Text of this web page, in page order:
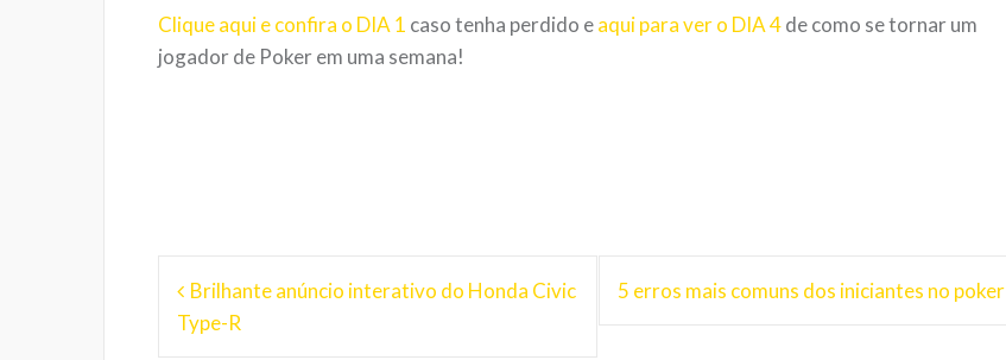
Clique aqui e confira o DIA 1 caso tenha perdido eaqui para ver o DIA 4de como se tornar um
jogador de Poker em uma semana!
Navegação
deBrilhante anúncio interativo do Honda Civic
Type-R
5 erros mais comuns dos iniciantes no poker